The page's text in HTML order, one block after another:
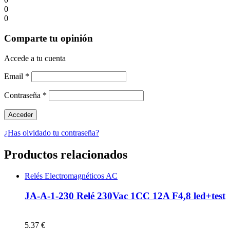
0
0
Comparte tu opinión
Accede a tu cuenta
Email *
Contraseña *
¿Has olvidado tu contraseña?
Productos relacionados
Relés Electromagnéticos AC
JA-A-1-230 Relé 230Vac 1CC 12A F4,8 led+test
5.37 €